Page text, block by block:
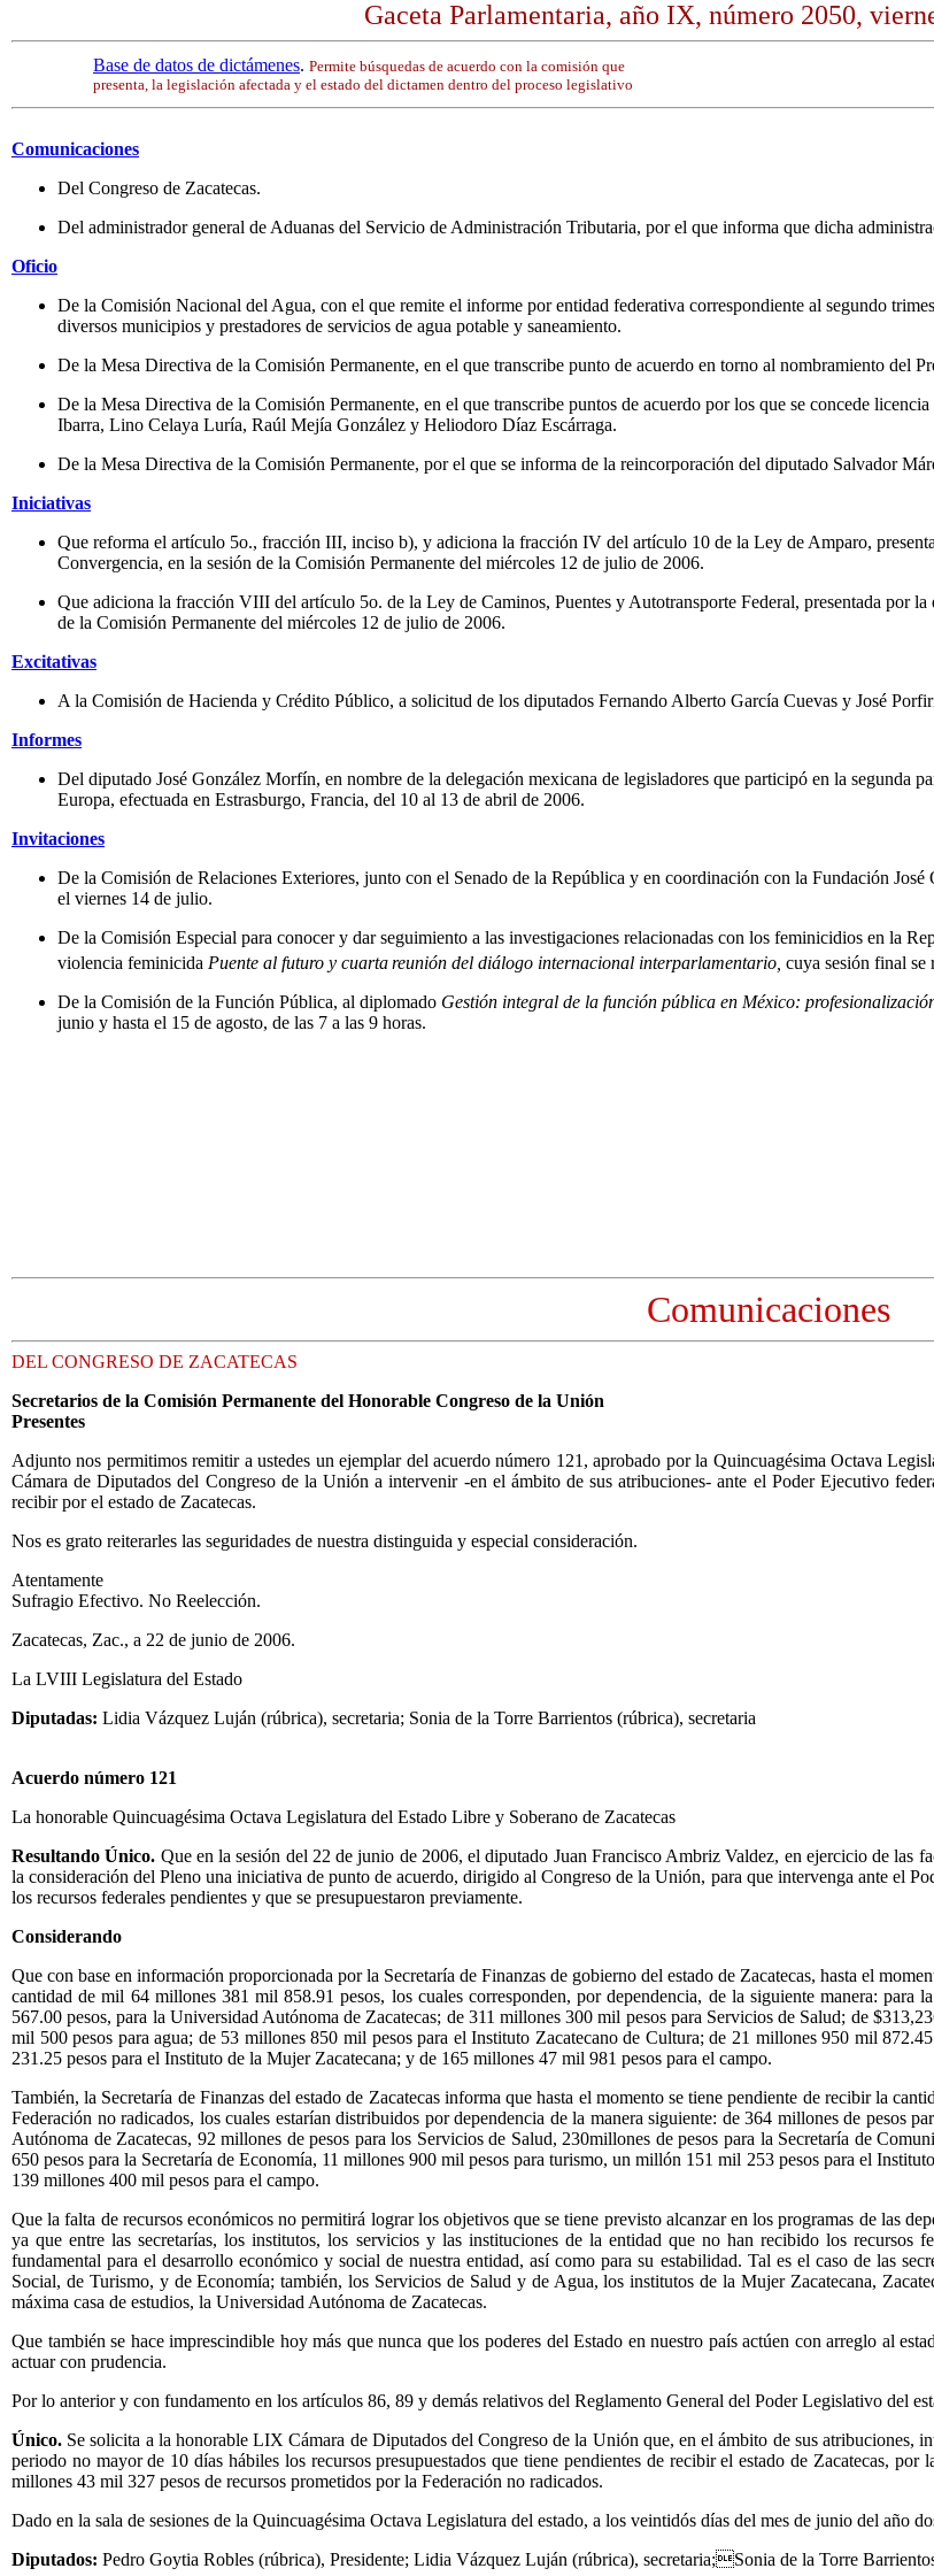
Gaceta Parlamentaria, año IX, número 2050,
Base de datos de dictámenes. Permite búsquedas de acuerdo con la comisión que
presenta, la legislación afectada y el estado del dictamen dentro del proceso legislativo
Comunicaciones
Del Congreso de Zacatecas.
Del administrador general de Aduanas del Servicio de Administración Tributaria, por el que informa que dicha
Oficio
De la Comisión Nacional del Agua, con el que remite el informe por entidad federativa correspondiente al segundo
diversos municipios y prestadores de servicios de agua potable y saneamiento.
De la Mesa Directiva de la Comisión Permanente, en el que transcribe punto de acuerdo en torno al nombramiento del
De la Mesa Directiva de la Comisión Permanente, en el que transcribe puntos de acuerdo por los que se concede
Ibarra, Lino Celaya Luría, Raúl Mejía González y Heliodoro Díaz Escárraga.
De la Mesa Directiva de la Comisión Permanente, por el que se informa de la reincorporación del diputado Salvador
Iniciativas
Que reforma el artículo 5o., fracción III, inciso b), y adiciona la fracción IV del artículo 10 de la Ley de Amparo,
Convergencia, en la sesión de la Comisión Permanente del miércoles 12 de julio de 2006.
Que adiciona la fracción VIII del artículo 5o. de la Ley de Caminos, Puentes y Autotransporte Federal, presentada por
de la Comisión Permanente del miércoles 12 de julio de 2006.
Excitativas
A la Comisión de Hacienda y Crédito Público, a solicitud de los diputados Fernando Alberto García Cuevas y José
Informes
Del diputado José González Morfín, en nombre de la delegación mexicana de legisladores que participó en la segunda
Europa, efectuada en Estrasburgo, Francia, del 10 al 13 de abril de 2006.
Invitaciones
De la Comisión de Relaciones Exteriores, junto con el Senado de la República y en coordinación con la Fundación José
el viernes 14 de julio.
De la Comisión Especial para conocer y dar seguimiento a las investigaciones relacionadas con los feminicidios en la
violencia feminicida Puente al futuro y cuartareunión del diálogo internacional interparlamentario, cuya sesión final se
De la Comisión de la Función Pública, al diplomado Gestión integral de la función pública en México:
junio y hasta el 15 de agosto, de las 7 a las 9 horas.
Comunicaciones
DEL CONGRESO DE ZACATECAS
Secretarios de la Comisión Permanente del Honorable Congreso de la Unión
Presentes
Adjunto nos permitimos remitir a ustedes un ejemplar del acuerdo número 121, aprobado por la Quincuagésima Octava
Cámara de Diputados del Congreso de la Unión a intervenir -en el ámbito de sus atribuciones- ante el Poder Ejecutivo
recibir por el estado de Zacatecas.
Nos es grato reiterarles las seguridades de nuestra distinguida y especial consideración.
Atentamente
Sufragio Efectivo. No Reelección.
Zacatecas, Zac., a 22 de junio de 2006.
La LVIII Legislatura del Estado
Diputadas: Lidia Vázquez Luján (rúbrica), secretaria; Sonia de la Torre Barrientos (rúbrica), secretaria
Acuerdo número 121
La honorable Quincuagésima Octava Legislatura del Estado Libre y Soberano de Zacatecas
Resultando Único. Que en la sesión del 22 de junio de 2006, el diputado Juan Francisco Ambriz Valdez, en ejercicio de las
la consideración del Pleno una iniciativa de punto de acuerdo, dirigido al Congreso de la Unión, para que intervenga ante el
los recursos federales pendientes y que se presupuestaron previamente.
Considerando
Que con base en información proporcionada por la Secretaría de Finanzas de gobierno del estado de Zacatecas, hasta el
cantidad de mil 64 millones 381 mil 858.91 pesos, los cuales corresponden, por dependencia, de la siguiente manera:
567.00 pesos, para la Universidad Autónoma de Zacatecas; de 311 millones 300 mil pesos para Servicios de Salud; de
mil 500 pesos para agua; de 53 millones 850 mil pesos para el Instituto Zacatecano de Cultura; de 21 millones 950 mil
231.25 pesos para el Instituto de la Mujer Zacatecana; y de 165 millones 47 mil 981 pesos para el campo.
También, la Secretaría de Finanzas del estado de Zacatecas informa que hasta el momento se tiene pendiente de recibir la
Federación no radicados, los cuales estarían distribuidos por dependencia de la manera siguiente: de 364 millones de pesos
Autónoma de Zacatecas, 92 millones de pesos para los Servicios de Salud, 230millones de pesos para la Secretaría de
650 pesos para la Secretaría de Economía, 11 millones 900 mil pesos para turismo, un millón 151 mil 253 pesos para el
139 millones 400 mil pesos para el campo.
Que la falta de recursos económicos no permitirá lograr los objetivos que se tiene previsto alcanzar en los programas de las
ya que entre las secretarías, los institutos, los servicios y las instituciones de la entidad que no han recibido los recursos
fundamental para el desarrollo económico y social de nuestra entidad, así como para su estabilidad. Tal es el caso de las
Social, de Turismo, y de Economía; también, los Servicios de Salud y de Agua, los institutos de la Mujer Zacatecana,
máxima casa de estudios, la Universidad Autónoma de Zacatecas.
Que también se hace imprescindible hoy más que nunca que los poderes del Estado en nuestro país actúen con arreglo al
actuar con prudencia.
Por lo anterior y con fundamento en los artículos 86, 89 y demás relativos del Reglamento General del Poder Legislativo del
Único. Se solicita a la honorable LIX Cámara de Diputados del Congreso de la Unión que, en el ámbito de sus atribuciones,
periodo no mayor de 10 días hábiles los recursos presupuestados que tiene pendientes de recibir el estado de Zacatecas,
millones 43 mil 327 pesos de recursos prometidos por la Federación no radicados.
Dado en la sala de sesiones de la Quincuagésima Octava Legislatura del estado, a los veintidós días del mes de junio del año
Diputados: Pedro Goytia Robles (rúbrica), Presidente; Lidia Vázquez Luján (rúbrica), secretaria;Sonia de la Torre